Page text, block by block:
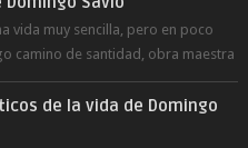
vida muy sencilla, pero en poco
camino de santidad, obra maestra
de la vida de Domingo